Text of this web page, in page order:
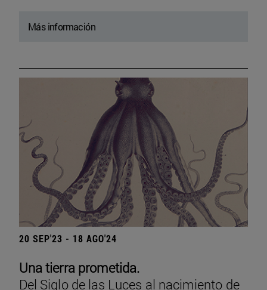
Más información
20 SEP'23 - 18 AGO'24
Una tierra prometida.
Del Siglo de las Luces al nacimiento de